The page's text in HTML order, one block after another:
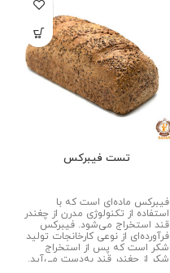
تست فیبرکس
فیبرکس ماده‌ای است که با
استفاده از تکنولوژی مدرن از چغندر
قند استخراج می‌شود. فیبرکس
فرآورده‌ای از نوعی کارخانجات تولید
شکر است که پس از استخراج
شکر از چغندر قند به‌دست می‌آید.